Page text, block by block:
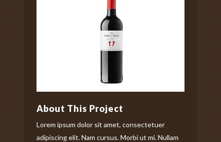
About This Project
Lorem ipsum dolor sit amet, consectetuer
adipiscing elit. Nam cursus. Morbi ut mi. Nullam